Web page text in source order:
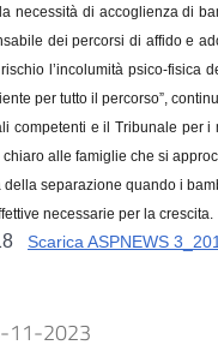
necessità di accoglienza di
dei percorsi di affido e
l’incolumità psico-fisica
per tutto il percorso”,
competenti e il Tribunale per
alle famiglie che si
separazione quando i
necessarie per la crescita.
Scarica ASPNEWS
11-2023